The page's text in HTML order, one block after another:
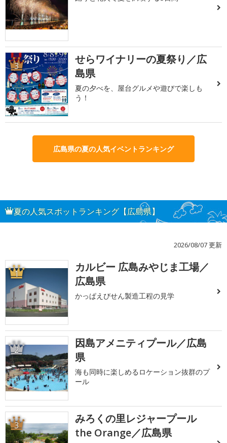
3
せらワイナリーの夏祭り／広
島県
夏の夕べを、屋台グルメや遊びで楽しも
う！
広島県の夏の人気イベントランキング
夏の人気スポットランキング【広島県】
2026/08/07 更新
1
カルビー 広島みやじま工場／
広島県
かっぱえびせん製造工程の見学
2
因島アメニティプール／広島
県
海も同時に楽しめるロケーション抜群のプ
ール
3
みろくの里レジャープール
the Orange／広島県